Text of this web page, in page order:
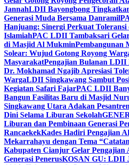
JannahLDII Bayongbong
Generasi Muda Bersama Danramil
Hanjuang: Sinergi Perkuat
IslamiahPAC LDII Tambaksari
di Masjid Al MukminPembangunan
Solear: Wujud Gotong Royong
MasyarakatPengajian Bulanan LDII
Dr. Mokhamad Ngajib Apresiasi
WargaLDII Singkawang Sambut
Kegiatan Safari FajarPAC LDII
Bangun Fasilitas Baru di Masjid
Singkawang Utara Adakan
Dini Selama Liburan Sekolah
Liburan dan Pembinaan Generasi
RancaekekKades Hadiri Pengajian
Mekarrahayu dengan Tema
Kabupaten Cianjur Gelar
Generasi PenerusKOSAN GU: LDII